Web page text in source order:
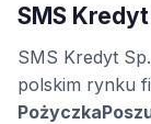
SMS
SMS Kredyt
polskim rynku